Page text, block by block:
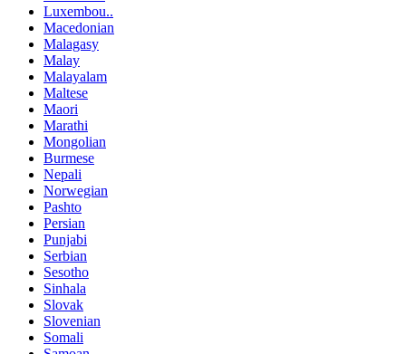
Luxembou..
Macedonian
Malagasy
Malay
Malayalam
Maltese
Maori
Marathi
Mongolian
Burmese
Nepali
Norwegian
Pashto
Persian
Punjabi
Serbian
Sesotho
Sinhala
Slovak
Slovenian
Somali